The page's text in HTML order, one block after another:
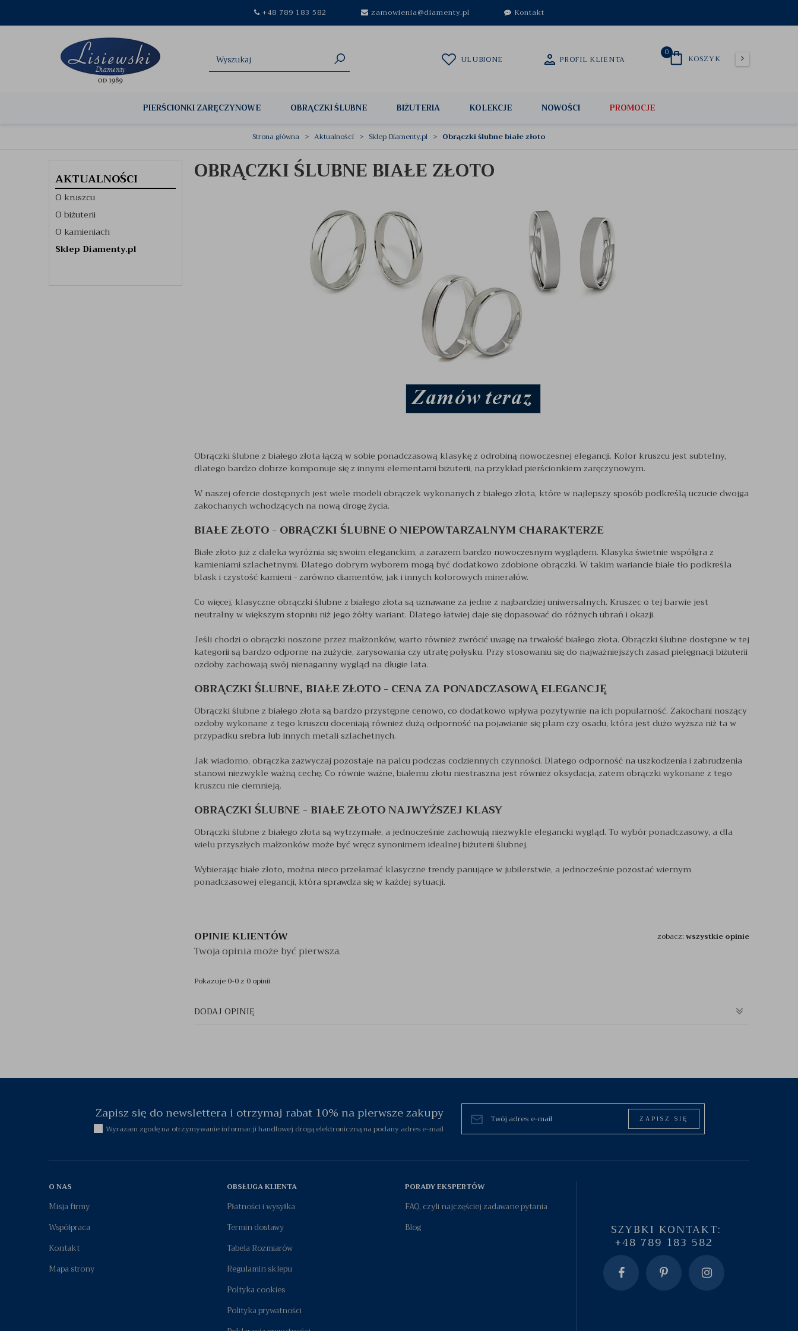
+48 789 183 582 zamowienia@diamenty.pl Kontakt
0
KOSZYK
ULUBIONE PROFIL KLIENTA
PIERŚCIONKI ZARĘCZYNOWE OBRĄCZKI ŚLUBNE BIŻUTERIA KOLEKCJE NOWOŚCI PROMOCJE
Strona główna Aktualności Sklep Diamenty.pl Obrączki ślubne białe złoto
AKTUALNOŚCI
O kruszcu
O biżuterii
O kamieniach
Sklep Diamenty.pl
OBRĄCZKI ŚLUBNE BIAŁE ZŁOTO
Obrączki ślubne z białego złota łączą w sobie ponadczasową klasykę z odrobiną nowoczesnej elegancji. Kolor kruszcu jest subtelny,
dlatego bardzo dobrze komponuje się z innymi elementami biżuterii, na przykład pierścionkiem zaręczynowym.
W naszej ofercie dostępnych jest wiele modeli obrączek wykonanych z białego złota, które w najlepszy sposób podkreślą uczucie dwojga
zakochanych wchodzących na nową drogę życia.
BIAŁE ZŁOTO - OBRĄCZKI ŚLUBNE O NIEPOWTARZALNYM CHARAKTERZE
Białe złoto już z daleka wyróżnia się swoim eleganckim, a zarazem bardzo nowoczesnym wyglądem. Klasyka świetnie współgra z
kamieniami szlachetnymi. Dlatego dobrym wyborem mogą być dodatkowo zdobione obrączki. W takim wariancie białe tło podkreśla
blask i czystość kamieni - zarówno diamentów, jak i innych kolorowych minerałów.
Co więcej, klasyczne obrączki ślubne z białego złota są uznawane za jedne z najbardziej uniwersalnych. Kruszec o tej barwie jest
neutralny w większym stopniu niż jego żółty wariant. Dlatego łatwiej daje się dopasować do różnych ubrań i okazji.
Jeśli chodzi o obrączki noszone przez małżonków, warto również zwrócić uwagę na trwałość białego złota. Obrączki ślubne dostępne w tej
kategorii są bardzo odporne na zużycie, zarysowania czy utratę połysku. Przy stosowaniu się do najważniejszych zasad pielęgnacji biżuterii
ozdoby zachowają swój nienaganny wygląd na długie lata.
OBRĄCZKI ŚLUBNE, BIAŁE ZŁOTO - CENA ZA PONADCZASOWĄ ELEGANCJĘ
Obrączki ślubne z białego złota są bardzo przystępne cenowo, co dodatkowo wpływa pozytywnie na ich popularność. Zakochani noszący
ozdoby wykonane z tego kruszcu doceniają również dużą odporność na pojawianie się plam czy osadu, która jest dużo wyższa niż ta w
przypadku srebra lub innych metali szlachetnych.
Jak wiadomo, obrączka zazwyczaj pozostaje na palcu podczas codziennych czynności. Dlatego odporność na uszkodzenia i zabrudzenia
stanowi niezwykle ważną cechę. Co równie ważne, białemu złotu niestraszna jest również oksydacja, zatem obrączki wykonane z tego
kruszcu nie ciemnieją.
OBRĄCZKI ŚLUBNE - BIAŁE ZŁOTO NAJWYŻSZEJ KLASY
Obrączki ślubne z białego złota są wytrzymałe, a jednocześnie zachowują niezwykle elegancki wygląd. To wybór ponadczasowy, a dla
wielu przyszłych małżonków może być wręcz synonimem idealnej biżuterii ślubnej.
Wybierając białe złoto, można nieco przełamać klasyczne trendy panujące w jubilerstwie, a jednocześnie pozostać wiernym
ponadczasowej elegancji, która sprawdza się w każdej sytuacji.
OPINIE KLIENTÓW zobacz: wszystkie opinie
Twoja opinia może być pierwsza.
Pokazuje 0-0 z 0 opinii
DODAJ OPINIĘ
Zapisz się do newslettera i otrzymaj rabat 10% na pierwsze zakupy
Wyrażam zgodę na otrzymywanie informacji handlowej drogą elektroniczną na podany adres e-mail
ZAPISZ SIĘ
O NAS
Misja firmy
Współpraca
Kontakt
Mapa strony
OBSŁUGA KLIENTA
Płatności i wysyłka
Termin dostawy
Tabela Rozmiarów
Regulamin sklepu
Poltyka cookies
Polityka prywatności
PORADY EKSPERTÓW
FAQ, czyli najczęściej zadawane pytania
Blog
SZYBKI KONTAKT:
+48 789 183 582